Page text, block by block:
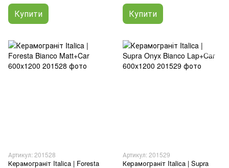
Купити Купити
Артикул: 201528
Керамограніт Italica | Foresta
Артикул: 201529
Керамограніт Italica | Supra